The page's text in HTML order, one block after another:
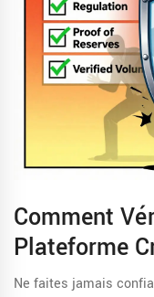
Comment
Plateforme
Ne faites jamais